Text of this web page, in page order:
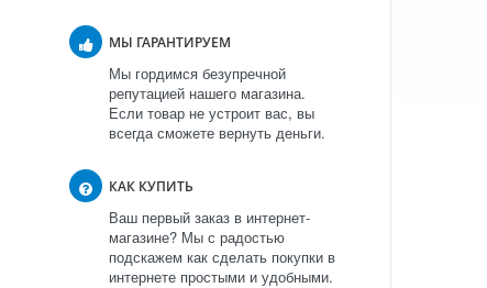
МЫ ГАРАНТИРУЕМ
Мы гордимся безупречной
репутацией нашего магазина.
Если товар не устроит вас, вы
всегда сможете вернуть деньги.
КАК КУПИТЬ
Ваш первый заказ в интернет-
магазине? Мы с радостью
подскажем как сделать покупки в
интернете простыми и удобными.